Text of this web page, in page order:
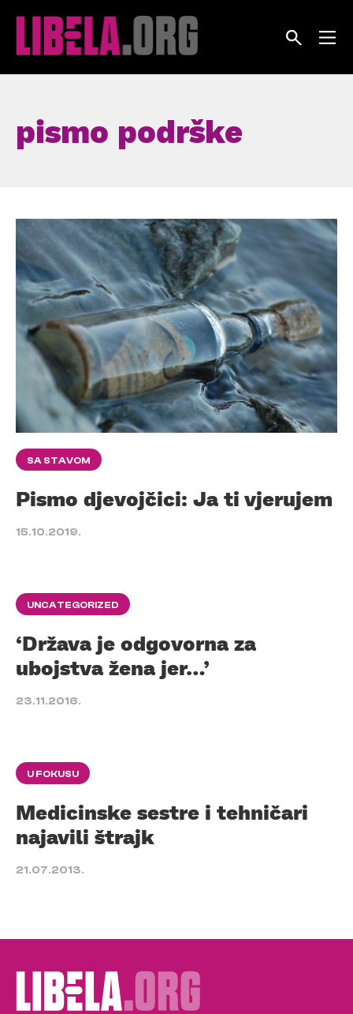
pismo podrške
SA STAVOM
Pismo djevojčici: Ja ti vjerujem
15.10.2019.
UNCATEGORIZED
‘Država je odgovorna za
ubojstva žena jer…’
23.11.2016.
U FOKUSU
Medicinske sestre i tehničari
najavili štrajk
21.07.2013.